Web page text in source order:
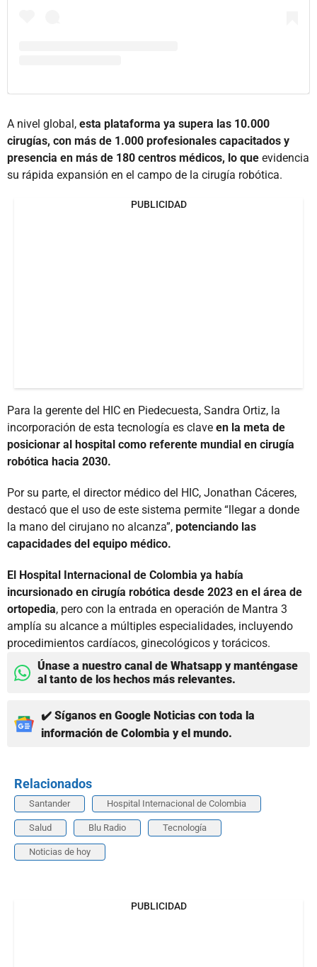
A nivel global, esta plataforma ya supera las 10.000
cirugías, con más de 1.000 profesionales capacitados y
presencia en más de 180 centros médicos, lo que evidencia
su rápida expansión en el campo de la cirugía robótica.
PUBLICIDAD
Para la gerente del HIC en Piedecuesta, Sandra Ortiz, la
incorporación de esta tecnología es clave en la meta de
posicionar al hospital como referente mundial en cirugía
robótica hacia 2030.
Por su parte, el director médico del HIC, Jonathan Cáceres,
destacó que el uso de este sistema permite “llegar a donde
la mano del cirujano no alcanza”, potenciando las
capacidades del equipo médico.
El Hospital Internacional de Colombia ya había
incursionado en cirugía robótica desde 2023 en el área de
ortopedia, pero con la entrada en operación de Mantra 3
amplía su alcance a múltiples especialidades, incluyendo
procedimientos cardíacos, ginecológicos y torácicos.
Únase a nuestro canal de Whatsapp y manténgase
al tanto de los hechos más relevantes.
✔️ Síganos en Google Noticias con toda la
información de Colombia y el mundo.
Relacionados
Santander Hospital Internacional de Colombia
Salud Blu Radio Tecnología
Noticias de hoy
PUBLICIDAD